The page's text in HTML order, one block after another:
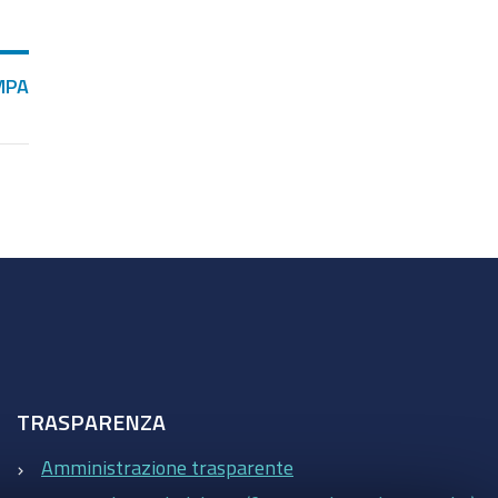
TRASPARENZA
Amministrazione trasparente